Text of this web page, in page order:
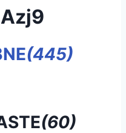
(445)
(60)